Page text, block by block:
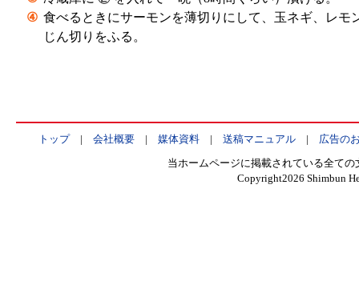
④ 食べるときにサーモンを薄切りにして、玉ネギ、レモ
じん切りをふる。
トップ| 会社概要| 媒体資料| 送稿マニュアル| 広告の
当ホームページに掲載されている全て
Copyright2026 Shimbun